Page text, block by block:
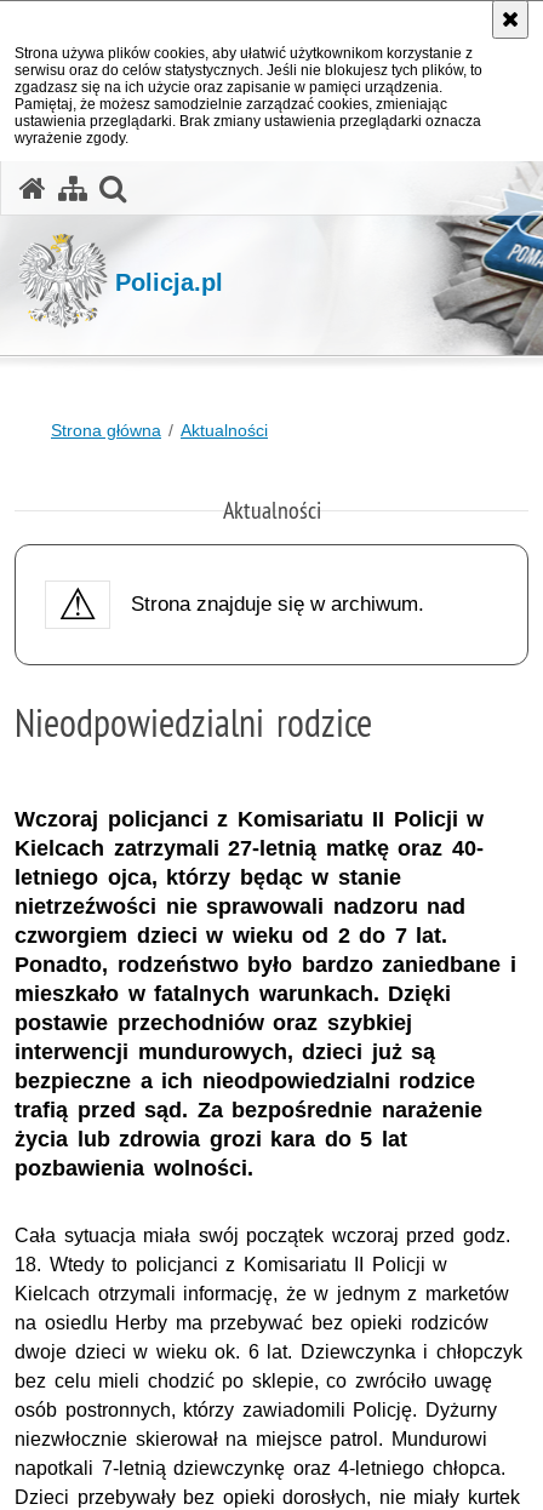
Strona używa plików cookies, aby ułatwić użytkownikom korzystanie z
serwisu oraz do celów statystycznych. Jeśli nie blokujesz tych plików, to
zgadzasz się na ich użycie oraz zapisanie w pamięci urządzenia.
Pamiętaj, że możesz samodzielnie zarządzać cookies, zmieniając
ustawienia przeglądarki. Brak zmiany ustawienia przeglądarki oznacza
wyrażenie zgody.
Policja.pl
Strona główna Aktualności
Aktualności
Strona znajduje się w archiwum.
Nieodpowiedzialni rodzice
Wczoraj policjanci z Komisariatu II Policji w
Kielcach zatrzymali 27-letnią matkę oraz 40-
letniego ojca, którzy będąc w stanie
nietrzeźwości nie sprawowali nadzoru nad
czworgiem dzieci w wieku od 2 do 7 lat.
Ponadto, rodzeństwo było bardzo zaniedbane i
mieszkało w fatalnych warunkach. Dzięki
postawie przechodniów oraz szybkiej
interwencji mundurowych, dzieci już są
bezpieczne a ich nieodpowiedzialni rodzice
trafią przed sąd. Za bezpośrednie narażenie
życia lub zdrowia grozi kara do 5 lat
pozbawienia wolności.
Cała sytuacja miała swój początek wczoraj przed godz.
18. Wtedy to policjanci z Komisariatu II Policji w
Kielcach otrzymali informację, że w jednym z marketów
na osiedlu Herby ma przebywać bez opieki rodziców
dwoje dzieci w wieku ok. 6 lat. Dziewczynka i chłopczyk
bez celu mieli chodzić po sklepie, co zwróciło uwagę
osób postronnych, którzy zawiadomili Policję. Dyżurny
niezwłocznie skierował na miejsce patrol. Mundurowi
napotkali 7-letnią dziewczynkę oraz 4-letniego chłopca.
Dzieci przebywały bez opieki dorosłych, nie miały kurtek